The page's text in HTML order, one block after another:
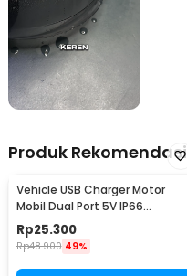
Produk Rekomendasi
Vehicle USB Charger Motor
Mobil Dual Port 5V IP66
Splashproof - 42557
Rp25.300
Rp48.900 49%